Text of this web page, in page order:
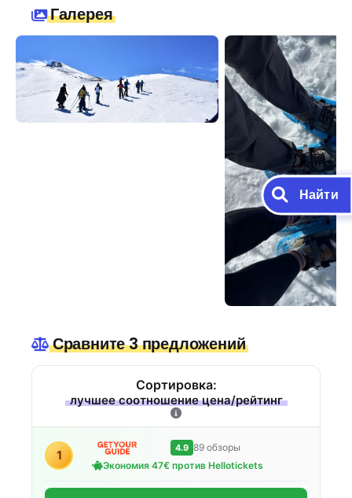
Галерея
Сравните 3 предложений
Сортировка:
лучшее соотношение цена/рейтинг
1 4.9 89 обзоры
Экономия 47€ против Hellotickets
Найти